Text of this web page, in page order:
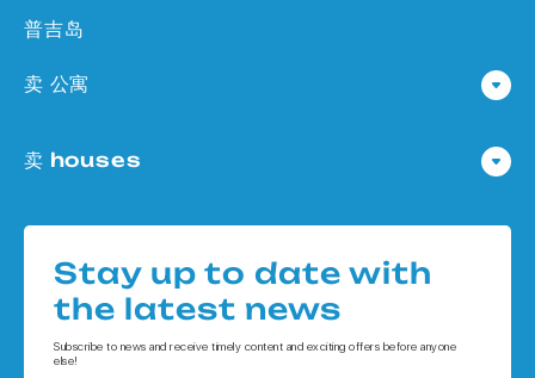
普吉岛
卖 公寓
公寓 在
公寓 在 普吉岛
卖 houses
Houses 在 象岛
Stay up to date with
the latest news
Subscribe to news and receive timely content and exciting offers before anyone
else!